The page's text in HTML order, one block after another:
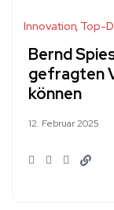
Innovation Top-
Bernd
gefragten
können
12. Februar 2025